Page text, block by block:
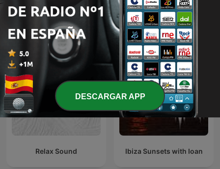
MAKINA LEGENDS (FLAIX
FM)
Radio Baladas Viejitas
Románticas
Relax Sound Ibiza Sunsets with Ioan
DESCARGAR APP